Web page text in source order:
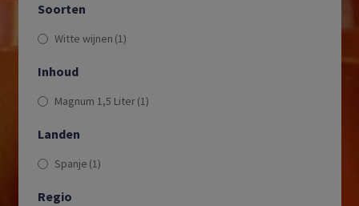
Soorten
Witte wijnen (1)
Inhoud
Magnum 1,5 Liter(1)
Landen
Spanje (1)
Regio